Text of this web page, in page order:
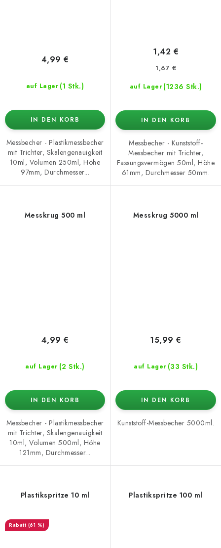
auf Lager (1 Stk.)
4,99 €
IN DEN KORB
Messbecher - Plastikmessbecher
mit Trichter, Skalengenauigkeit
10ml, Volumen 250ml, Höhe
97mm, Durchmesser...
auf Lager (1236 Stk.)
1,42 €
1,67 €
IN DEN KORB
Messbecher - Kunststoff-
Messbecher mit Trichter,
Fassungsvermögen 50ml, Höhe
61mm, Durchmesser 50mm.
Messkrug 500 ml
auf Lager (2 Stk.)
4,99 €
IN DEN KORB
Messbecher - Plastikmessbecher
mit Trichter, Skalengenauigkeit
10ml, Volumen 500ml, Höhe
121mm, Durchmesser...
Messkrug 5000 ml
auf Lager (33 Stk.)
15,99 €
IN DEN KORB
Kunststoff-Messbecher 5000ml.
Plastikspritze 10 ml
(61 %)
Plastikspritze 100 ml